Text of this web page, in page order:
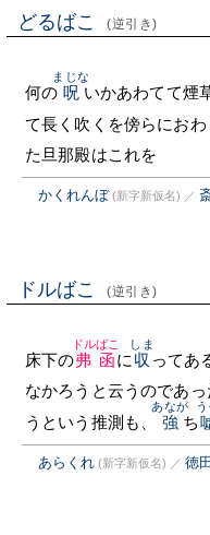
どるばこ (逆引き)
何の 呪
まじな
いかあわてて煙
て長く吹くを傍らにおわ
た旦那殿はこれを
かくれんぼ(新字新仮名) ／
ドルばこ (逆引き)
床下の弗函
ドルばこ
に 収
しま
ってあ
なかろうと云うのであ
うという推測も、
強
あなが
ち
あらくれ (新字新仮名) ／ 徳